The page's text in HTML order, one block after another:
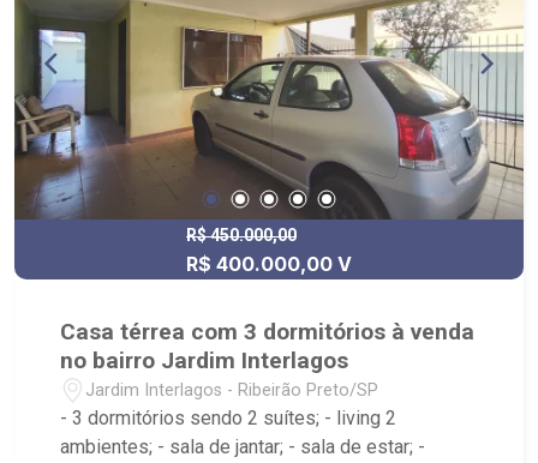
R$ 450.000,00
R$ 400.000,00 V
Casa térrea com 3 dormitórios à venda
no bairro Jardim Interlagos
Jardim Interlagos - Ribeirão Preto/SP
- 3 dormitórios sendo 2 suítes; - living 2
ambientes; - sala de jantar; - sala de estar; -